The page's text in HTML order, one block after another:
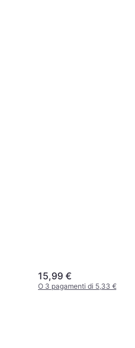
15,99 €
O 3 pagamenti di 5,33 €